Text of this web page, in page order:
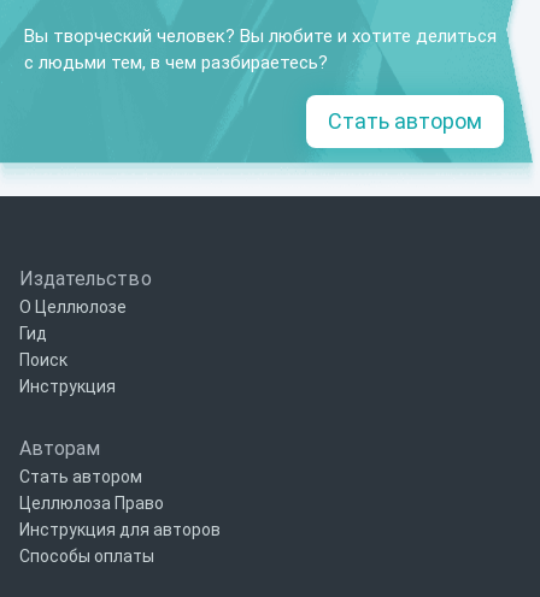
Вы творческий человек? Вы любите и хотите делиться
с людьми тем, в чем разбираетесь?
Стать автором
Издательство
О Целлюлозе
Гид
Поиск
Инструкция
Авторам
Стать автором
Целлюлоза Право
Инструкция для авторов
Способы оплаты